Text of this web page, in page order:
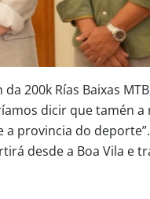
200k Rías Baixas
dicir que tamén a
provincia do
desde a Boa Vila e